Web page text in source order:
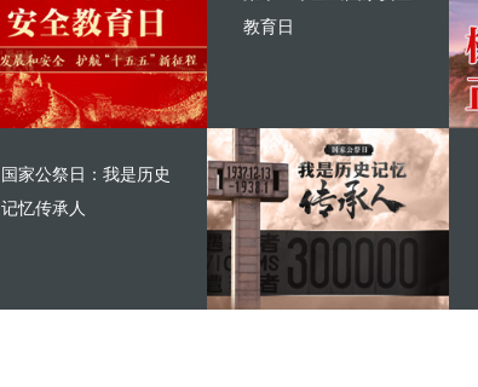
教育日
国家公祭日：我是历史
记忆传承人